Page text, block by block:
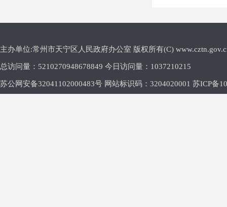
主办单位:常州市天宁区人民政府办公室 版权所有(C)
总访问量： 5210270948678849 今日访问量： 1037210215
苏公网安备32041102000483号 网站标识码：3204020001 苏ICP备